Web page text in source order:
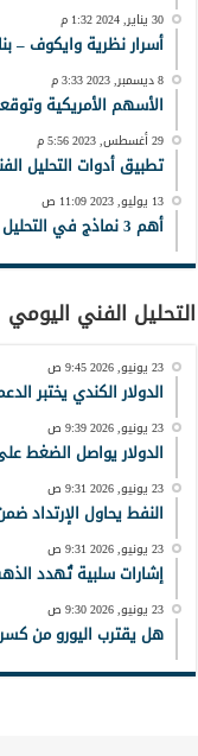
30 يناير, 2024 1:32 م
أسرار نظرية وايكوف –
8 ديسمبر, 2023 3:33 م
الأسهم الأمريكية وتوقعات 2024 – استراتيجيات وفرص
29 أغسطس, 2023 5:56 م
تطبيق أدوات التحليل
13 يوليو, 2023 11:09 ص
أهم 3 نماذج في التحليل الفني
التحليل الفني اليومي
23 يونيو, 2026 9:45 ص
الدولار الكندي يختبر الدعم
23 يونيو, 2026 9:39 ص
الدولار يواصل الضغط على
23 يونيو, 2026 9:31 ص
النفط يحاول الإرتداد ضمن
23 يونيو, 2026 9:31 ص
إشارات سلبية تُهدد الذهب
23 يونيو, 2026 9:30 ص
هل يقترب اليورو من كسر دعم